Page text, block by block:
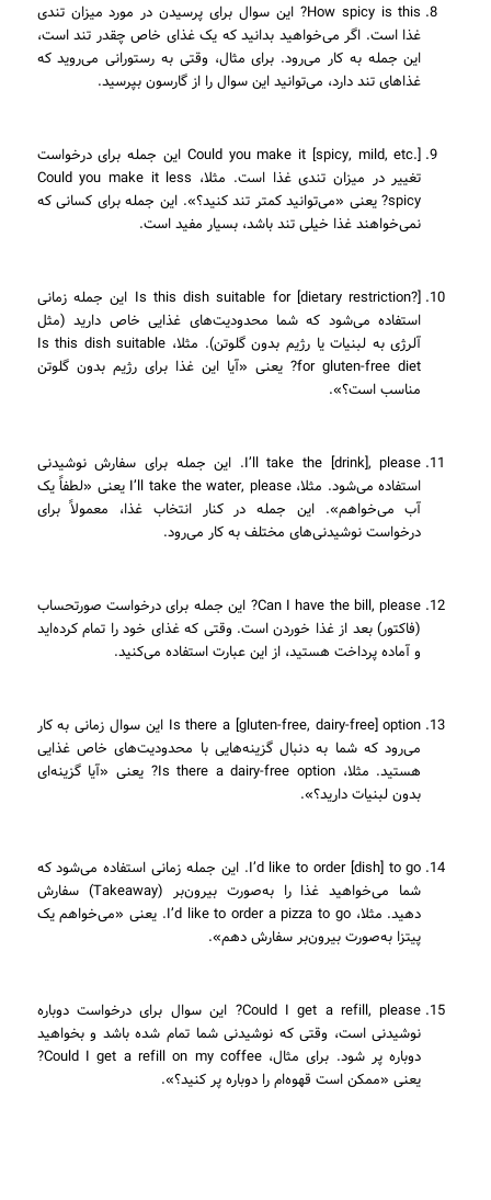
How spicy is this? این سوال برای پرسیدن در مورد میزان تندی
غذا است. اگر می‌خواهید بدانید که یک غذای خاص چقدر تند است،
این جمله به کار می‌رود. برای مثال، وقتی به رستورانی می‌روید که
غذاهای تند دارد، می‌توانید این سوال را از گارسون بپرسید.
Could you make it [spicy, mild, etc.] این جمله برای درخواست
تغییر در میزان تندی غذا است. مثلا، Could you make it less
spicy? یعنی «می‌توانید کمتر تند کنید؟». این جمله برای کسانی که
نمی‌خواهند غذا خیلی تند باشد، بسیار مفید است.
Is this dish suitable for [dietary restriction?] این جمله زمانی
استفاده می‌شود که شما محدودیت‌های غذایی خاص دارید (مثل
آلرژی به لبنیات یا رژیم بدون گلوتن). مثلا، Is this dish suitable
for gluten-free diet? یعنی «آیا این غذا برای رژیم بدون گلوتن
مناسب است؟».
I’ll take the [drink], please. این جمله برای سفارش نوشیدنی
استفاده می‌شود. مثلا، I’ll take the water, please یعنی «لطفاً یک
آب می‌خواهم». این جمله در کنار انتخاب غذا، معمولاً برای
درخواست نوشیدنی‌های مختلف به کار می‌رود.
Can I have the bill, please? این جمله برای درخواست صورتحساب
(فاکتور) بعد از غذا خوردن است. وقتی که غذای خود را تمام کرده‌اید
و آماده پرداخت هستید، از این عبارت استفاده می‌کنید.
Is there a [gluten-free, dairy-free] option این سوال زمانی به کار
می‌رود که شما به دنبال گزینه‌هایی با محدودیت‌های خاص غذایی
هستید. مثلا، Is there a dairy-free option? یعنی «آیا گزینه‌ای
بدون لبنیات دارید؟».
I’d like to order [dish] to go. این جمله زمانی استفاده می‌شود که
شما می‌خواهید غذا را به‌صورت بیرون‌بر (Takeaway) سفارش
دهید. مثلا، I’d like to order a pizza to go. یعنی «می‌خواهم یک
پیتزا به‌صورت بیرون‌بر سفارش دهم».
Could I get a refill, please? این سوال برای درخواست دوباره
نوشیدنی است، وقتی که نوشیدنی شما تمام شده باشد و بخواهید
دوباره پر شود. برای مثال، Could I get a refill on my coffee?
یعنی «ممکن است قهوه‌ام را دوباره پر کنید؟».